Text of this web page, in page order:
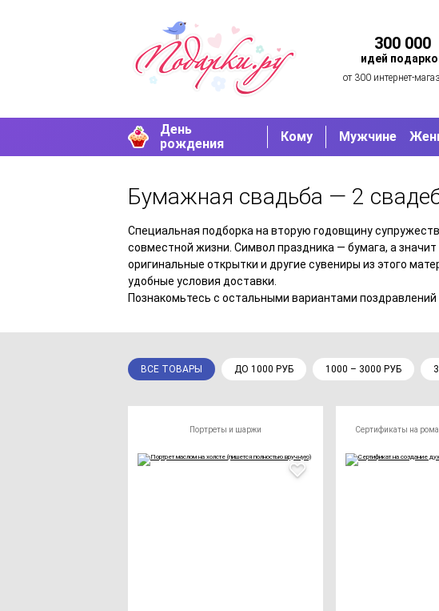
300 000
идей
от 300 интернет-
День
рождения
Кому Мужчине
Бумажная свадьба — 2
Специальная подборка на вторую годовщину
совместной жизни. Символ праздника — бумага, а
оригинальные открытки и другие сувениры из этого
удобные условия доставки.
Познакомьтесь с остальными вариантами поздравлений
ВСЕ ТОВАРЫ ДО 1000 РУБ 1000 – 3000 РУБ
Портреты и шаржи